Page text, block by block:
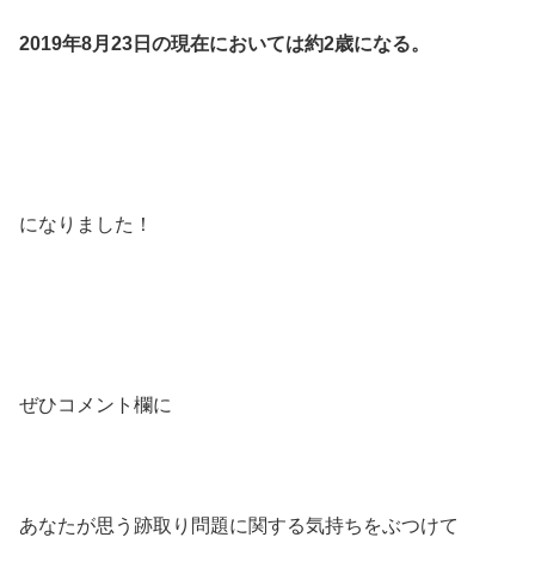
2019年8月23日の現在においては約2歳になる。
になりました！
ぜひコメント欄に
あなたが思う跡取り問題に関する気持ちをぶつけて